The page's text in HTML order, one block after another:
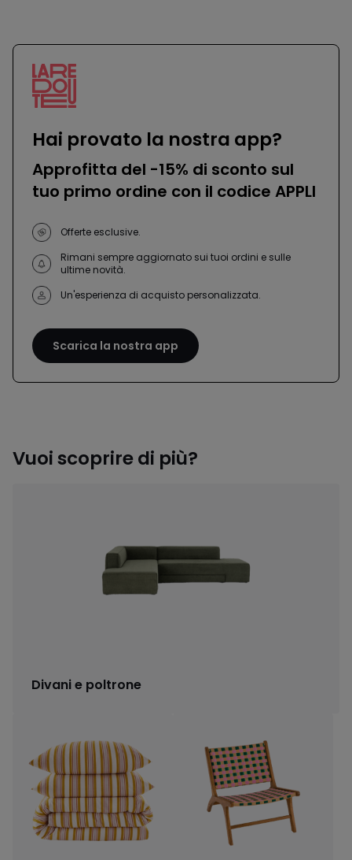
Hai provato la nostra app?
Approfitta del -15% di sconto sul
tuo primo ordine con il codice APPLI
Offerte esclusive.
Rimani sempre aggiornato sui tuoi ordini e sulle
ultime novità.
Un'esperienza di acquisto personalizzata.
Scarica la nostra app
Vuoi scoprire di più?
Divani e poltrone